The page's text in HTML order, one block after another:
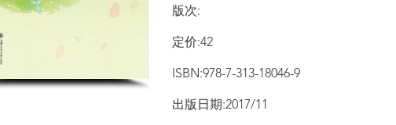
版次:
定价:42
ISBN:978-7-313-18046-9
出版日期:2017/11